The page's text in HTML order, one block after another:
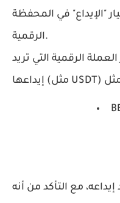
"الإيداع" في المحفظة
الرقمية.
العملة الرقمية التي تريد
إيداعه، مع التأكد من أنه